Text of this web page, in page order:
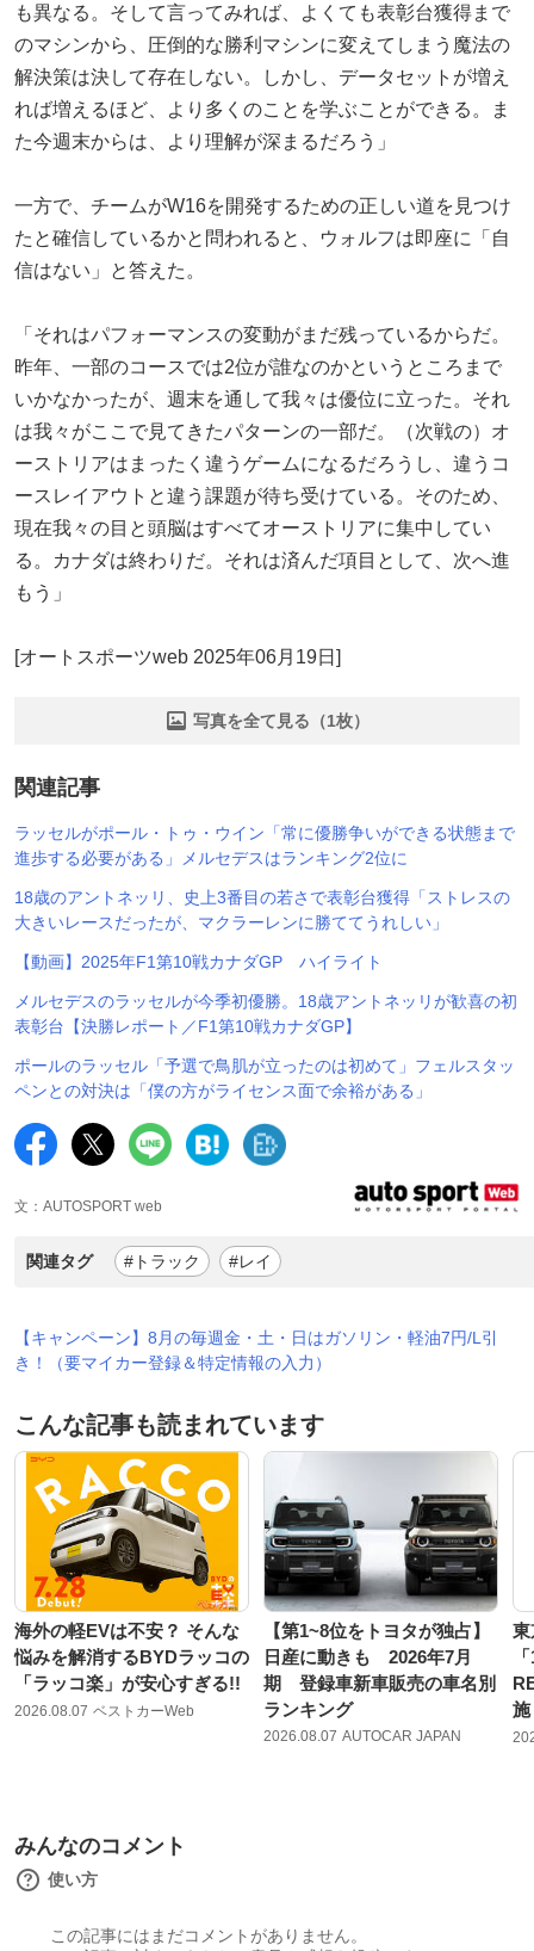
も異なる。そして言ってみれば、よくても表彰台獲得まで
のマシンから、圧倒的な勝利マシンに変えてしまう魔法の
解決策は決して存在しない。しかし、データセットが増え
れば増えるほど、より多くのことを学ぶことができる。ま
た今週末からは、より理解が深まるだろう」
一方で、チームがW16を開発するための正しい道を見つけ
たと確信しているかと問われると、ウォルフは即座に「自
信はない」と答えた。
「それはパフォーマンスの変動がまだ残っているからだ。
昨年、一部のコースでは2位が誰なのかというところまで
いかなかったが、週末を通して我々は優位に立った。それ
は我々がここで見てきたパターンの一部だ。（次戦の）オ
ーストリアはまったく違うゲームになるだろうし、違うコ
ースレイアウトと違う課題が待ち受けている。そのため、
現在我々の目と頭脳はすべてオーストリアに集中してい
る。カナダは終わりだ。それは済んだ項目として、次へ進
もう」
[オートスポーツweb 2025年06月19日]
写真を全て見る（1枚）
関連記事
ラッセルがポール・トゥ・ウイン「常に優勝争いができる状態まで
進歩する必要がある」メルセデスはランキング2位に
18歳のアントネッリ、史上3番目の若さで表彰台獲得「ストレスの
大きいレースだったが、マクラーレンに勝ててうれしい」
【動画】2025年F1第10戦カナダGP ハイライト
メルセデスのラッセルが今季初優勝。18歳アントネッリが歓喜の初
表彰台【決勝レポート／F1第10戦カナダGP】
ポールのラッセル「予選で鳥肌が立ったのは初めて」フェルスタッ
ペンとの対決は「僕の方がライセンス面で余裕がある」
文：AUTOSPORT web
関連タグ #トラック #レイ
【キャンペーン】8月の毎週金・土・日はガソリン・軽油7円/L引
き！（要マイカー登録＆特定情報の入力）
こんな記事も読まれています
海外の軽EVは不安？ そんな
悩みを解消するBYDラッコの
「ラッコ楽」が安心すぎる!!
2026.08.07 ベストカーWeb
【第1~8位をトヨタが独占】
日産に動きも 2026年7月
期 登録車新車販売の車名別
ランキング
2026.08.07 AUTOCAR JAPAN
東
施
みんなのコメント
使い方
この記事にはまだコメントがありません。